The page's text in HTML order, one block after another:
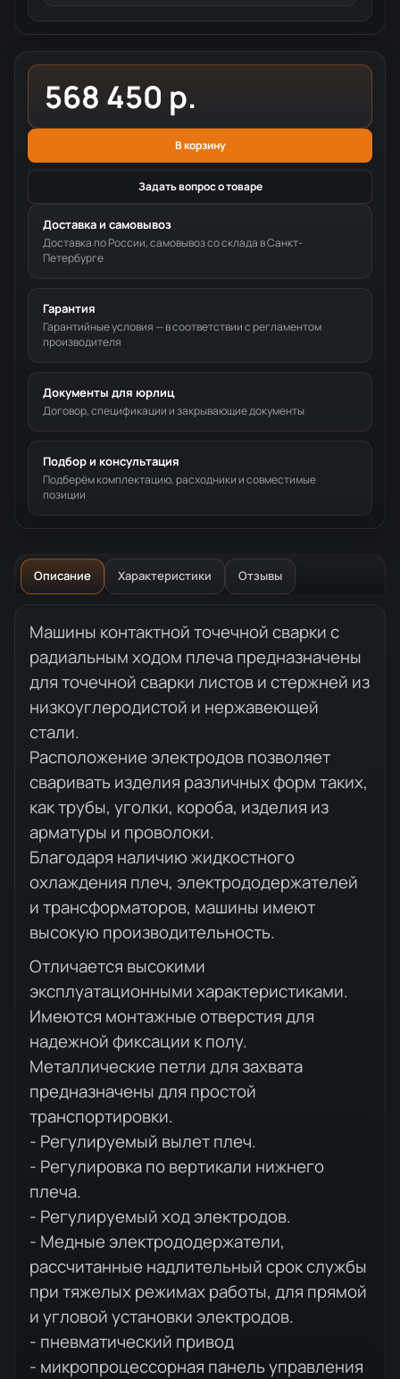
568 450 р.
В корзину
Задать вопрос о товаре
Доставка и самовывоз
Доставка по России, самовывоз со склада в Санкт-
Петербурге
Гарантия
Гарантийные условия — в соответствии с регламентом
производителя
Документы для юрлиц
Договор, спецификации и закрывающие документы
Подбор и консультация
Подберём комплектацию, расходники и совместимые
позиции
Описание Характеристики Отзывы
Описание товара
Машины контактной точечной сварки с
радиальным ходом плеча предназначены
для точечной сварки листов и стержней из
низкоуглеродистой и нержавеющей
стали.
Расположение электродов позволяет
сваривать изделия различных форм таких,
как трубы, уголки, короба, изделия из
арматуры и проволоки.
Благодаря наличию жидкостного
охлаждения плеч, электрододержателей
и трансформаторов, машины имеют
высокую производительность.
Отличается высокими
эксплуатационными характеристиками.
Имеются монтажные отверстия для
надежной фиксации к полу.
Металлические петли для захвата
предназначены для простой
транспортировки.
- Регулируемый вылет плеч.
- Регулировка по вертикали нижнего
плеча.
- Регулируемый ход электродов.
- Медные электрододержатели,
рассчитанные надлительный срок службы
при тяжелых режимах работы, для прямой
и угловой установки электродов.
- пневматический привод
- микропроцессорная панель управления